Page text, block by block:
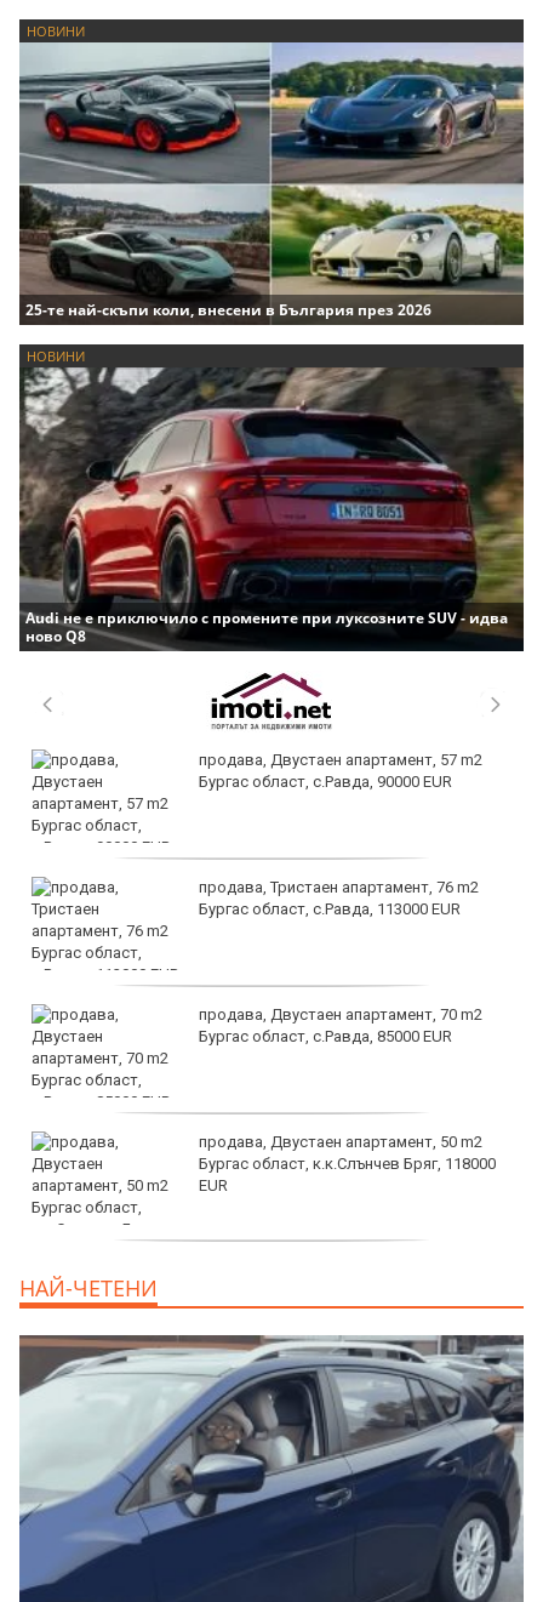
НОВИНИ
25-те най-скъпи коли, внесени в България през 2026
НОВИНИ
Audi не е приключило с промените при луксозните SUV - идва
ново Q8
продава, Двустаен апартамент, 57 m2
Бургас област, с.Равда, 90000 EUR
продава, Тристаен апартамент, 76 m2
Бургас област, с.Равда, 113000 EUR
продава, Двустаен апартамент, 70 m2
Бургас област, с.Равда, 85000 EUR
продава, Двустаен апартамент, 50 m2
Бургас област, к.к.Слънчев Бряг, 118000
EUR
НАЙ-ЧЕТЕНИ